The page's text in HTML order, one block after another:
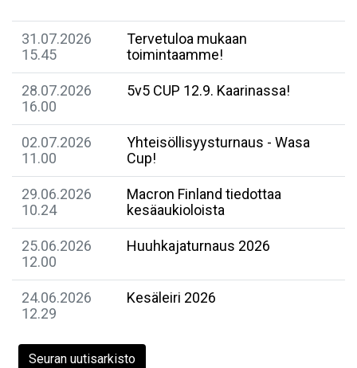
31.07.2026
15.45
Tervetuloa mukaan
toimintaamme!
28.07.2026
16.00
5v5 CUP 12.9. Kaarinassa!
02.07.2026
11.00
Yhteisöllisyysturnaus - Wasa
Cup!
29.06.2026
10.24
Macron Finland tiedottaa
kesäaukioloista
25.06.2026
12.00
Huuhkajaturnaus 2026
24.06.2026
12.29
Kesäleiri 2026
Seuran uutisarkisto